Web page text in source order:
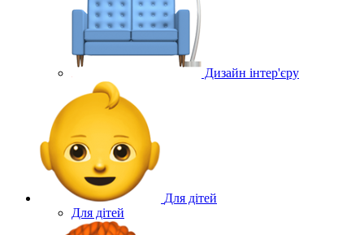
Дизайн інтер'єру
Для дітей
Для дітей